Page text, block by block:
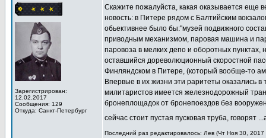
Зарегистрирован:
12.02.2017
Сообщения: 129
Откуда: Санкт-Петербург
Скажите пожалуйста, какая оказывается еще
новость: в Питере рядом с Балтийским
обьективнее было бы:"музей подвижного
приводным механизмом, паровая машина и
паровоза в мелких депо и оборотных
оставшийся дореволюционный скоростной
Финляндском в Питере, (который вообще-то
Впервые в их жизни эти раритеты оказались
милитаристов имеется железнодорожный
бронеплощадок от бронепоездов без
сейчас стоит пустая пусковая труба,
Последний раз редактировалось: Лев (Чт Ноя 30, 2017